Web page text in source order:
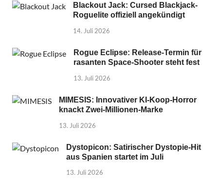
Blackout Jack: Cursed Blackjack-
Roguelite offiziell angekündigt
14. Juli 2026
Rogue Eclipse: Release-Termin für
rasanten Space-Shooter steht fest
13. Juli 2026
MIMESIS: Innovativer KI-Koop-Horror
knackt Zwei-Millionen-Marke
13. Juli 2026
Dystopicon: Satirischer Dystopie-Hit
aus Spanien startet im Juli
13. Juli 2026